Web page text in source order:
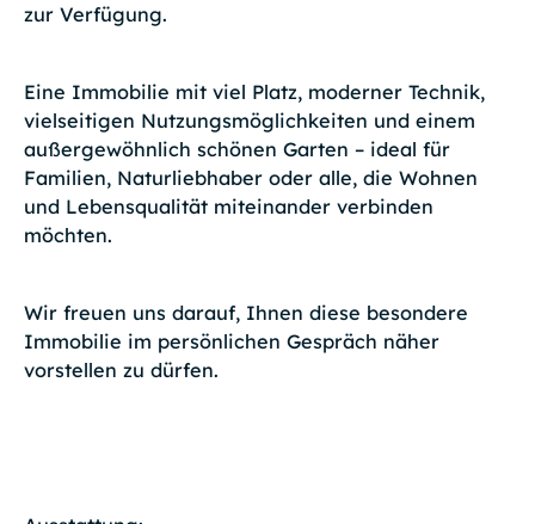
zur Verfügung.
Eine Immobilie mit viel Platz, moderner Technik,
vielseitigen Nutzungsmöglichkeiten und einem
außergewöhnlich schönen Garten – ideal für
Familien, Naturliebhaber oder alle, die Wohnen
und Lebensqualität miteinander verbinden
möchten.
Wir freuen uns darauf, Ihnen diese besondere
Immobilie im persönlichen Gespräch näher
vorstellen zu dürfen.